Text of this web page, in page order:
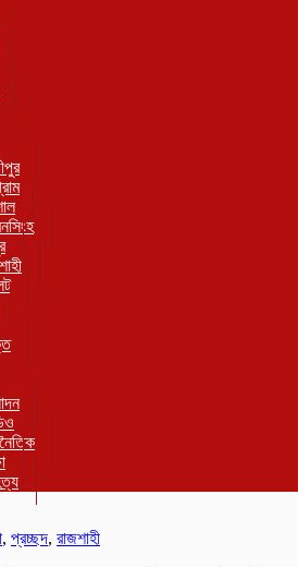
, প্রচ্ছদ, রাজশাহী